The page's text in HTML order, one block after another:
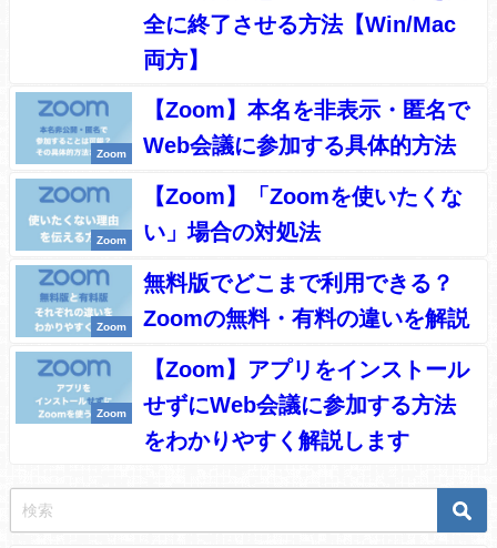
全に終了させる方法【Win/Mac
両方】
Zoom
【Zoom】本名を非表示・匿名で
Web会議に参加する具体的方法
Zoom
【Zoom】「Zoomを使いたくな
い」場合の対処法
Zoom
無料版でどこまで利用できる？
Zoomの無料・有料の違いを解説
Zoom
【Zoom】アプリをインストール
せずにWeb会議に参加する方法
をわかりやすく解説します